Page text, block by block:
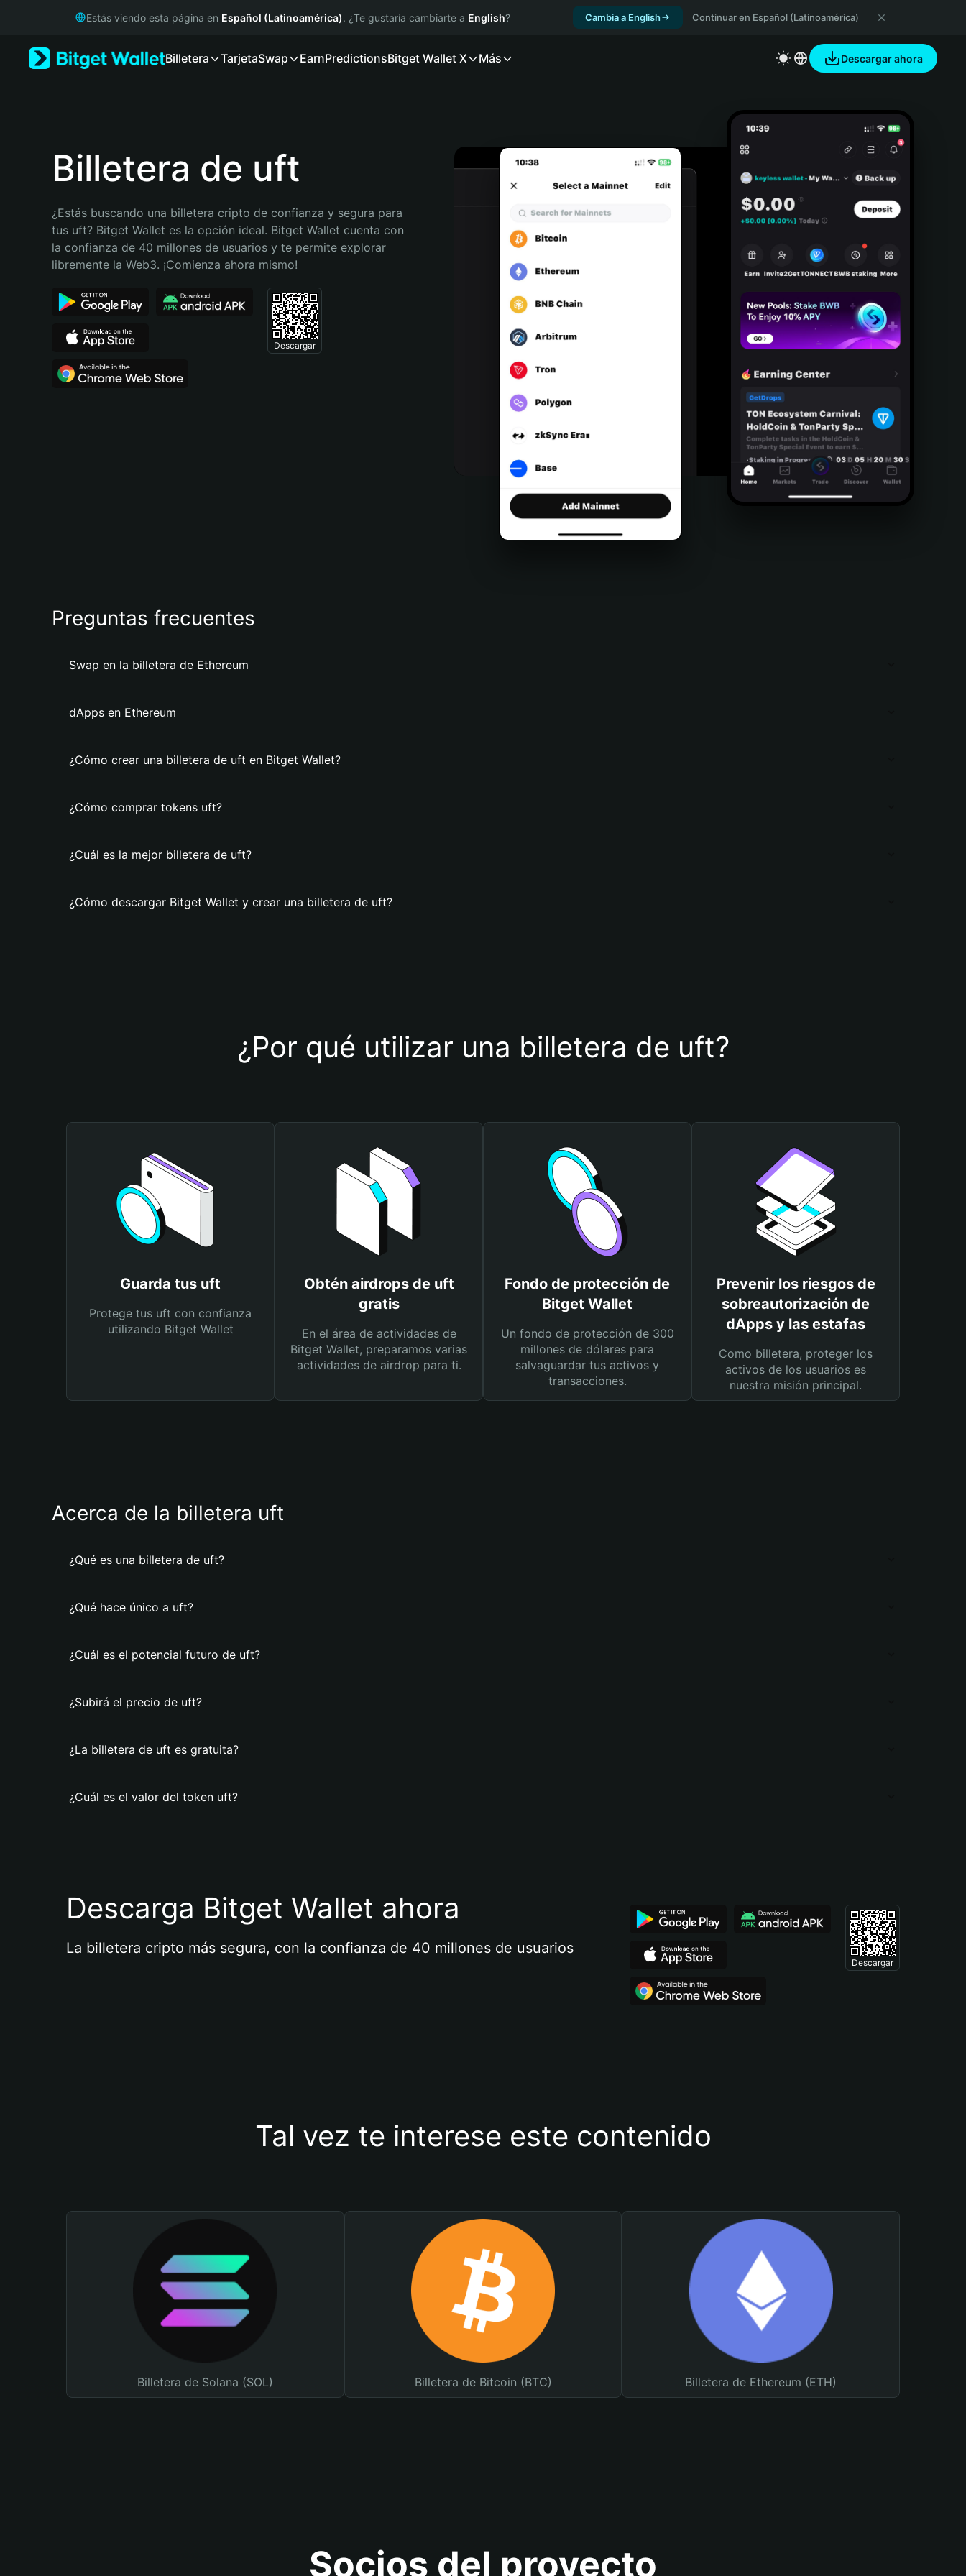
Русский
Bahasa Indonesia
Português (Brasil)
Estás viendo esta página en Español (Latinoamérica). ¿Te gustaría cambiarte a English? Cambia a English Continuar en Español (Latinoamérica)
Billetera TarjetaSwap EarnPredictionsBitget Wallet X Más Descargar ahora
Billetera de uft
¿Estás buscando una billetera cripto de confianza y segura para
tus uft? Bitget Wallet es la opción ideal. Bitget Wallet cuenta con
la confianza de 40 millones de usuarios y te permite explorar
libremente la Web3. ¡Comienza ahora mismo!
Descargar
Preguntas frecuentes
Swap en la billetera de Ethereum
dApps en Ethereum
¿Cómo crear una billetera de uft en Bitget Wallet?
¿Cómo comprar tokens uft?
¿Cuál es la mejor billetera de uft?
¿Cómo descargar Bitget Wallet y crear una billetera de uft?
¿Por qué utilizar una billetera de uft?
Guarda tus uft
Protege tus uft con confianza
utilizando Bitget Wallet
Obtén airdrops de uft
gratis
En el área de actividades de
Bitget Wallet, preparamos varias
actividades de airdrop para ti.
Fondo de protección de
Bitget Wallet
Un fondo de protección de 300
millones de dólares para
salvaguardar tus activos y
transacciones.
Prevenir los riesgos de
sobreautorización de
dApps y las estafas
Como billetera, proteger los
activos de los usuarios es
nuestra misión principal.
Acerca de la billetera uft
¿Qué es una billetera de uft?
¿Qué hace único a uft?
¿Cuál es el potencial futuro de uft?
¿Subirá el precio de uft?
¿La billetera de uft es gratuita?
¿Cuál es el valor del token uft?
Descarga Bitget Wallet ahora
La billetera cripto más segura, con la confianza de 40 millones de usuarios
Descargar
Tal vez te interese este contenido
Billetera de Solana (SOL) Billetera de Bitcoin (BTC) Billetera de Ethereum (ETH)
Socios del proyecto